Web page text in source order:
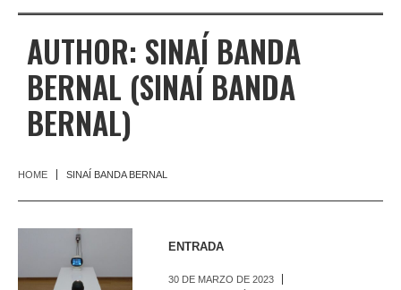
AUTHOR: SINAÍ BANDA
BERNAL (SINAÍ BANDA
BERNAL)
HOME SINAÍ BANDA BERNAL
ENTRADA
30 DE MARZO DE 2023